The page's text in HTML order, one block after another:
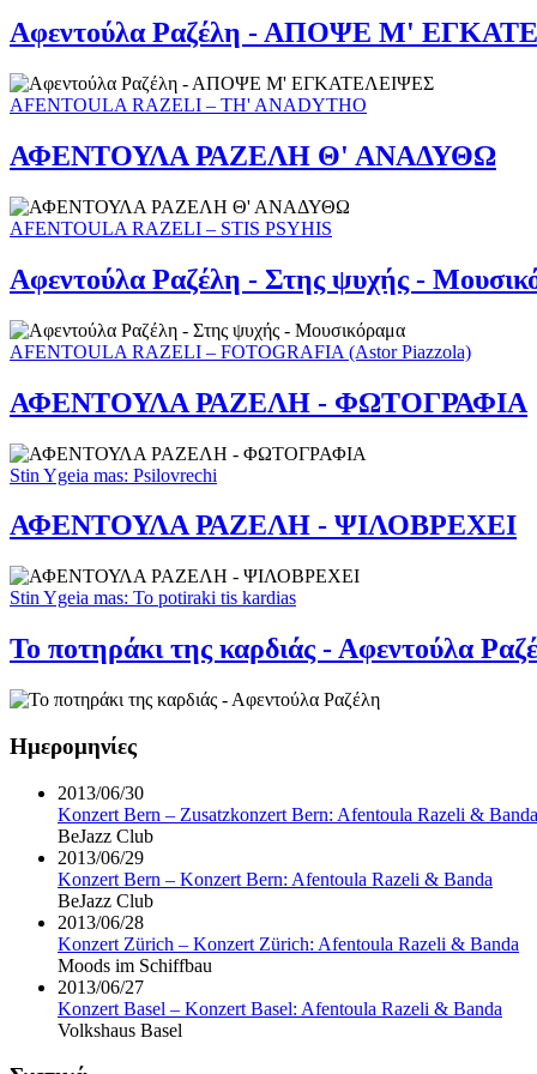
Αφεντούλα Ραζέλη - ΑΠΟΨΕ Μ'
AFENTOULA RAZELI – TH' ANADYTHO
ΑΦΕΝΤΟΥΛΑ ΡΑΖΕΛΗ Θ' ΑΝΑΔΥΘΩ
AFENTOULA RAZELI – STIS PSYHIS
Αφεντούλα Ραζέλη - Στης ψυχής -
AFENTOULA RAZELI – FOTOGRAFIA (Astor Piazzola)
ΑΦΕΝΤΟΥΛΑ ΡΑΖΕΛΗ - ΦΩΤΟΓΡΑΦΙΑ
Stin Ygeia mas: Psilovrechi
ΑΦΕΝΤΟΥΛΑ ΡΑΖΕΛΗ - ΨΙΛΟΒΡΕΧΕΙ
Stin Ygeia mas: To potiraki tis kardias
Το ποτηράκι της καρδιάς - Αφεντούλα
Ημερομηνίες
2013/06/30
Konzert Bern – Zusatzkonzert Bern: Afentoula Razeli & Banda
BeJazz Club
2013/06/29
Konzert Bern – Konzert Bern: Afentoula Razeli & Banda
BeJazz Club
2013/06/28
Konzert Zürich – Konzert Zürich: Afentoula Razeli & Banda
Moods im Schiffbau
2013/06/27
Konzert Basel – Konzert Basel: Afentoula Razeli & Banda
Volkshaus Basel